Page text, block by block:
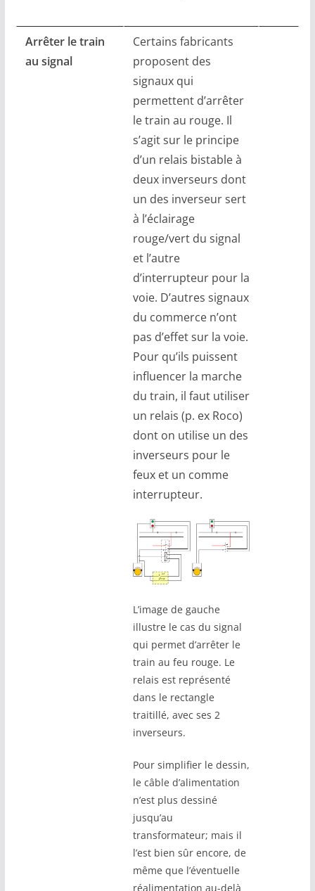
Arrêter le train
au signal
Certains fabricants
proposent des
signaux qui
permettent d’arrêter
le train au rouge. Il
s’agit sur le principe
d’un relais bistable à
deux inverseurs dont
un des inverseur sert
à l’éclairage
rouge/vert du signal
et l’autre
d’interrupteur pour la
voie. D’autres signaux
du commerce n’ont
pas d’effet sur la voie.
Pour qu’ils puissent
influencer la marche
du train, il faut utiliser
un relais (p. ex Roco)
dont on utilise un des
inverseurs pour le
feux et un comme
interrupteur.
L’image de gauche
illustre le cas du signal
qui permet d’arrêter le
train au feu rouge. Le
relais est représenté
dans le rectangle
traitillé, avec ses 2
inverseurs.
Pour simplifier le dessin,
le câble d’alimentation
n’est plus dessiné
jusqu’au
transformateur; mais il
l’est bien sûr encore, de
même que l’éventuelle
réalimentation au-delà